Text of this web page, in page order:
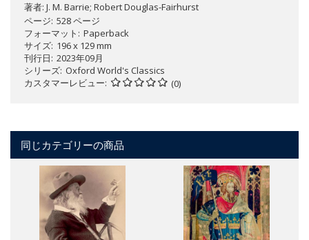
著者: J. M. Barrie; Robert Douglas-Fairhurst
ページ 528 ページ
フォーマット
Paperback
サイズ 196 x 129 mm
刊行日 2023年09月
シリーズ Oxford World's Classics
カスタマーレビュー
(0)
同じカテゴリーの商品